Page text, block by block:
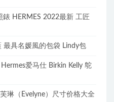
HERMES 2022最新 工匠
最具名媛風的包袋 Lindy包
爱马仕 Birkin Kelly 鸵
琳（Evelyne）尺寸价格大全